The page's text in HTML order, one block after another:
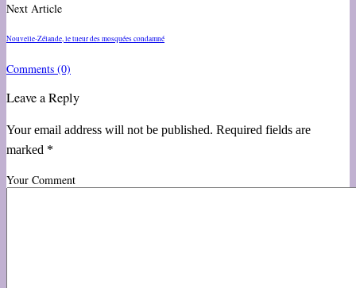
Next Article
Nouvelle-Zélande, le tueur des mosquées condamné
Comments (0)
Leave a Reply
Your email address will not be published. Required fields are
marked *
Your Comment